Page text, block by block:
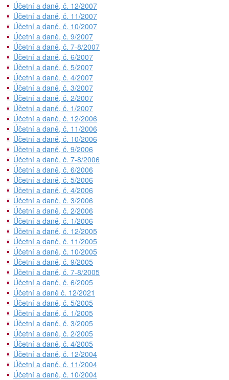
Účetní a daně, č. 12/2007
Účetní a daně, č. 11/2007
Účetní a daně, č. 10/2007
Účetní a daně, č. 9/2007
Účetní a daně, č. 7-8/2007
Účetní a daně, č. 6/2007
Účetní a daně, č. 5/2007
Účetní a daně, č. 4/2007
Účetní a daně, č. 3/2007
Účetní a daně, č. 2/2007
Účetní a daně, č. 1/2007
Účetní a daně, č. 12/2006
Účetní a daně, č. 11/2006
Účetní a daně, č. 10/2006
Účetní a daně, č. 9/2006
Účetní a daně, č. 7-8/2006
Účetní a daně, č. 6/2006
Účetní a daně, č. 5/2006
Účetní a daně, č. 4/2006
Účetní a daně, č. 3/2006
Účetní a daně, č. 2/2006
Účetní a daně, č. 1/2006
Účetní a daně, č. 12/2005
Účetní a daně, č. 11/2005
Účetní a daně, č. 10/2005
Účetní a daně, č. 9/2005
Účetní a daně, č. 7-8/2005
Účetní a daně, č. 6/2005
Účetní a daně č. 12/2021
Účetní a daně, č. 5/2005
Účetní a daně, č. 1/2005
Účetní a daně, č. 3/2005
Účetní a daně, č. 2/2005
Účetní a daně, č. 4/2005
Účetní a daně, č. 12/2004
Účetní a daně, č. 11/2004
Účetní a daně, č. 10/2004